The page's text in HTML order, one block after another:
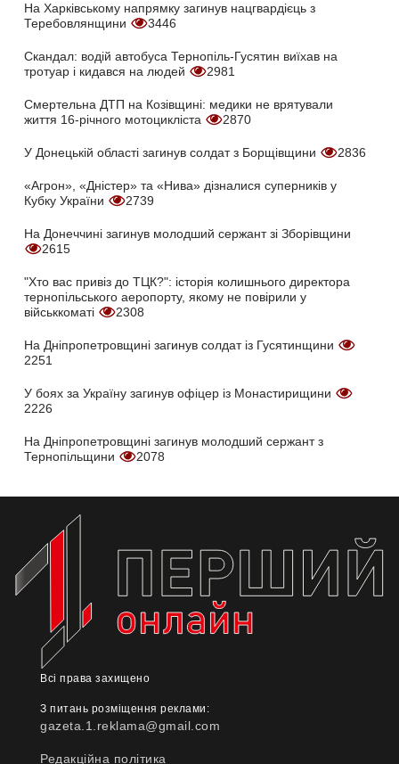
На Харківському напрямку загинув нацгвардієць з
Теребовлянщини
3446
Скандал: водій автобуса Тернопіль-Гусятин виїхав на
тротуар і кидався на людей
2981
Смертельна ДТП на Козівщині: медики не врятували
життя 16-річного мотоцикліста
2870
У Донецькій області загинув солдат з Борщівщини 2836
«Агрон», «Дністер» та «Нива» дізналися суперників у
Кубку України
2739
На Донеччині загинув молодший сержант зі Зборівщини
2615
"Хто вас привіз до ТЦК?": історія колишнього директора
тернопільського аеропорту, якому не повірили у
військкоматі
2308
На Дніпропетровщині загинув солдат із Гусятинщини
2251
У боях за Україну загинув офіцер із Монастирищини
2226
На Дніпропетровщині загинув молодший сержант з
Тернопільщини
2078
Всі права захищено
З питань розміщення реклами:
gazeta.1.reklama@gmail.com
Редакційна політика